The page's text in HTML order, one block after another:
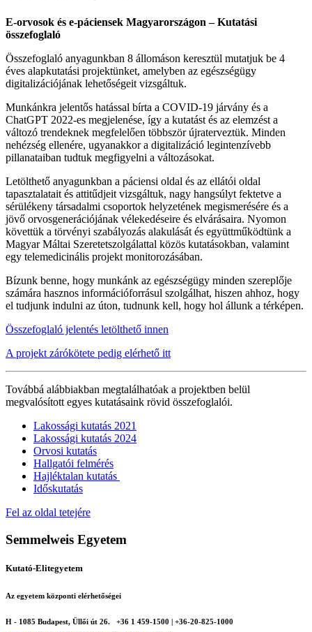
E-orvosok és e-páciensek Magyarországon – Kutatási
összefoglaló
Összefoglaló anyagunkban 8 állomáson keresztül mutatjuk be 4
éves alapkutatási projektünket, amelyben az egészségügy
digitalizációjának lehetőségeit vizsgáltuk.
Munkánkra jelentős hatással bírta a COVID-19 járvány és a
ChatGPT 2022-es megjelenése, így a kutatást és az elemzést a
változó trendeknek megfelelően többször újraterveztük. Minden
nehézség ellenére, ugyanakkor a digitalizáció legintenzívebb
pillanataiban tudtuk megfigyelni a változásokat.
Letölthető anyagunkban a páciensi oldal és az ellátói oldal
tapasztalatait és attitűdjeit vizsgáltuk, nagy hangsúlyt fektetve a
sérülékeny társadalmi csoportok helyzetének megismerésére és a
jövő orvosgenerációjának vélekedéseire és elvárásaira. Nyomon
követtük a törvényi szabályozás alakulását és együttműködtünk a
Magyar Máltai Szeretetszolgálattal közös kutatásokban, valamint
egy telemedicinális projekt monitorozásában.
Bízunk benne, hogy munkánk az egészségügy minden szereplője
számára hasznos információforrásul szolgálhat, hiszen ahhoz, hogy
el tudjunk indulni az úton, tudnunk kell, hogy hol állunk a térképen.
Összefoglaló jelentés letölthető innen
A projekt zárókötete pedig elérhető itt
Továbbá alábbiakban megtalálhatóak a projektben belül
megvalósított egyes kutatásaink rövid összefoglalói.
Lakossági kutatás 2021
Lakossági kutatás 2024
Orvosi kutatás
Hallgatói felmérés
Hajléktalan kutatás
Időskutatás
Fel az oldal tetejére
Semmelweis Egyetem
Kutató-Elitegyetem
Az egyetem központi elérhetőségei
H - 1085 Budapest, Üllői út 26.
+36 1 459-1500 | +36-20-825-1000